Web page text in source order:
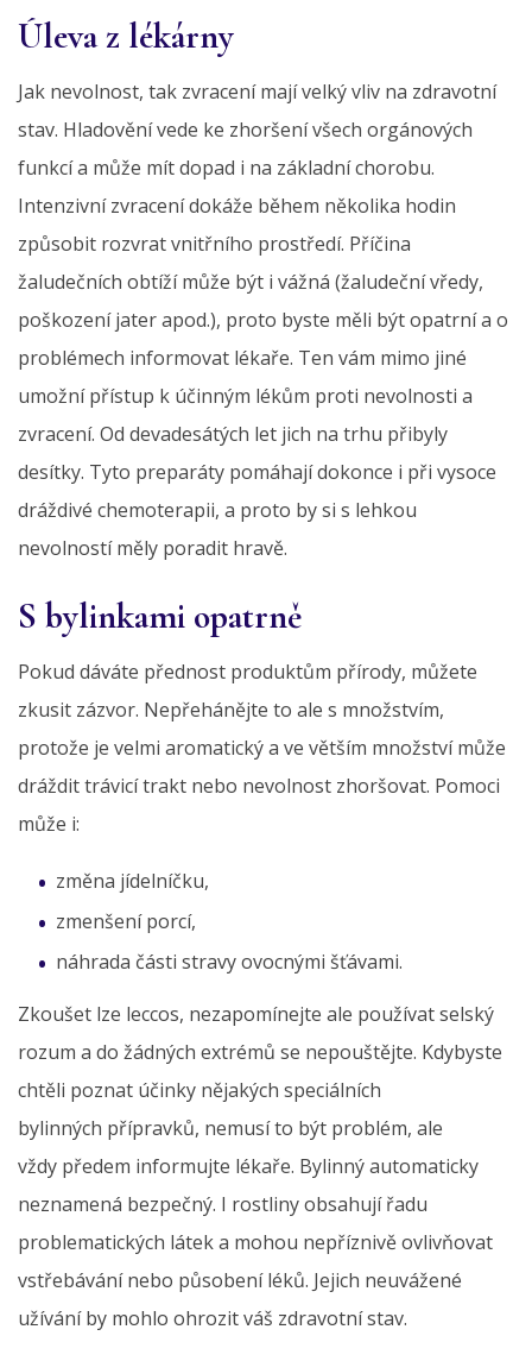
Úleva z lékárny
Jak nevolnost, tak zvracení mají velký vliv na zdravotní
stav. Hladovění vede ke zhoršení všech orgánových
funkcí a může mít dopad i na základní chorobu.
Intenzivní zvracení dokáže během několika hodin
způsobit rozvrat vnitřního prostředí. Příčina
žaludečních obtíží může být i vážná (žaludeční vředy,
poškození jater apod.), proto byste měli být opatrní a o
problémech informovat lékaře. Ten vám mimo jiné
umožní přístup k účinným lékům proti nevolnosti a
zvracení. Od devadesátých let jich na trhu přibyly
desítky. Tyto preparáty pomáhají dokonce i při vysoce
dráždivé chemoterapii, a proto by si s lehkou
nevolností měly poradit hravě.
S bylinkami opatrně
Pokud dáváte přednost produktům přírody, můžete
zkusit zázvor. Nepřehánějte to ale s množstvím,
protože je velmi aromatický a ve větším množství může
dráždit trávicí trakt nebo nevolnost zhoršovat. Pomoci
může i:
změna jídelníčku,
zmenšení porcí,
náhrada části stravy ovocnými šťávami.
Zkoušet lze leccos, nezapomínejte ale používat selský
rozum a do žádných extrémů se nepouštějte. Kdybyste
chtěli poznat účinky nějakých speciálních
bylinných přípravků, nemusí to být problém, ale
vždy předem informujte lékaře. Bylinný automaticky
neznamená bezpečný. I rostliny obsahují řadu
problematických látek a mohou nepříznivě ovlivňovat
vstřebávání nebo působení léků. Jejich neuvážené
užívání by mohlo ohrozit váš zdravotní stav.